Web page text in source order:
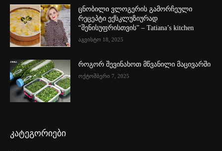
ცნობილი ვლოგერის გამორჩეული
რეცეპტი ექსკლუზიურად
“შენისუფრისთვის” – Tatiana’s kitchen
აგვისტო 18, 2025
როგორ შევინახოთ მწვანილი მაცივარში
ოქტომბერი 7, 2025
კატეგორიები